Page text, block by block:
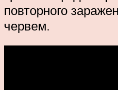
повторного
червем.